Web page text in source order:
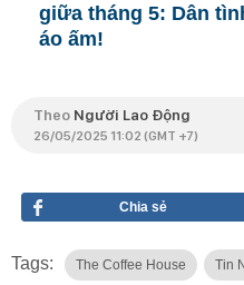
giữa tháng 5: Dân
áo ấm!
Theo Người Lao Động
26/05/2025 11:02 (GMT +7)
Chia sẻ
Tags: The Coffee House Tin